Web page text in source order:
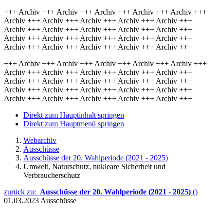
+++ Archiv +++ Archiv +++ Archiv +++ Archiv +++ Archiv +++
Archiv +++ Archiv +++ Archiv +++ Archiv +++ Archiv +++
Archiv +++ Archiv +++ Archiv +++ Archiv +++ Archiv +++
Archiv +++ Archiv +++ Archiv +++ Archiv +++ Archiv +++
Archiv +++ Archiv +++ Archiv +++ Archiv +++ Archiv +++
+++ Archiv +++ Archiv +++ Archiv +++ Archiv +++ Archiv +++
Archiv +++ Archiv +++ Archiv +++ Archiv +++ Archiv +++
Archiv +++ Archiv +++ Archiv +++ Archiv +++ Archiv +++
Archiv +++ Archiv +++ Archiv +++ Archiv +++ Archiv +++
Archiv +++ Archiv +++ Archiv +++ Archiv +++ Archiv +++
Direkt zum Hauptinhalt springen
Direkt zum Hauptmenü springen
Webarchiv
Ausschüsse
Ausschüsse der 20. Wahlperiode (2021 - 2025)
Umwelt, Naturschutz, nukleare Sicherheit und
Verbraucherschutz
zurück zu: Ausschüsse der 20. Wahlperiode (2021 - 2025) ()
01.03.2023 Ausschüsse